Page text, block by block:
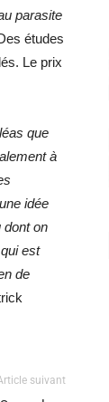
parasite
études
Le prix
que
à
idée
dont on
est
de
suivant